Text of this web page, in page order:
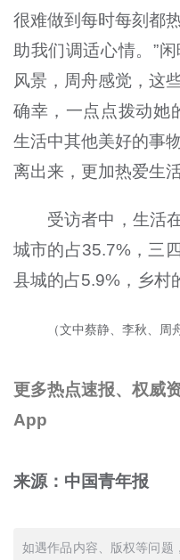
很难做到每时每刻都
助我们调适心情。”
风景，周舟感觉，这
确幸，一点点拨动她
生活中其他美好的事
离出来，更加热爱生活
受访者中，生活
城市的占35.7%，三
县城的占5.9%，乡村
（文中蔡静、李秋、周
更多热点速报、权威
App
来源：中国青年报
如遇作品内容、版权等问题